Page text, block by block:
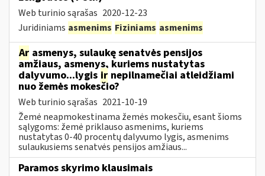
Web turinio sąrašas 2020-12-23
Juridiniams asmenims Fiziniams asmenims
Ar asmenys, sulaukę senatvės pensijos
amžiaus, asmenys, kuriems nustatytas
dalyvumo...lygis ir nepilnamečiai atleidžiami
nuo žemės mokesčio?
Web turinio sąrašas 2021-10-19
Žemė neapmokestinama žemės mokesčiu, esant šioms
sąlygoms: žemė priklauso asmenims, kuriems
nustatytas 0-40 procentų dalyvumo lygis, asmenims
sulaukusiems senatvės pensijos amžiaus...
Paramos skyrimo klausimais